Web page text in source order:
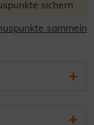
sichern
sammeln